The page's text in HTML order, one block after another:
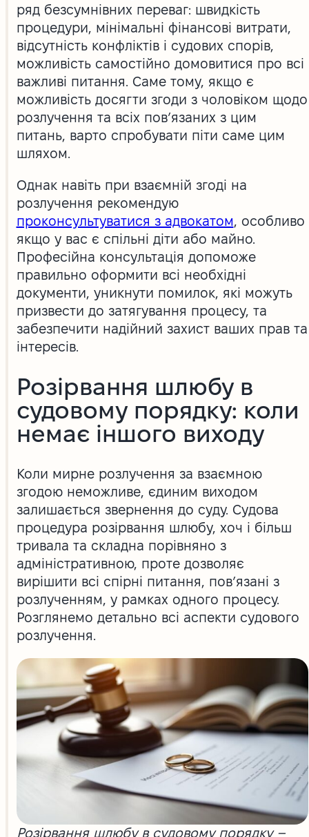
ряд безсумнівних переваг: швидкість
процедури, мінімальні фінансові витрати,
відсутність конфліктів і судових спорів,
можливість самостійно домовитися про всі
важливі питання. Саме тому, якщо є
можливість досягти згоди з чоловіком щодо
розлучення та всіх пов’язаних з цим
питань, варто спробувати піти саме цим
шляхом.
Однак навіть при взаємній згоді на
розлучення рекомендую
проконсультуватися з адвокатом, особливо
якщо у вас є спільні діти або майно.
Професійна консультація допоможе
правильно оформити всі необхідні
документи, уникнути помилок, які можуть
призвести до затягування процесу, та
забезпечити надійний захист ваших прав та
інтересів.
Розірвання шлюбу в
судовому порядку: коли
немає іншого виходу
Коли мирне розлучення за взаємною
згодою неможливе, єдиним виходом
залишається звернення до суду. Судова
процедура розірвання шлюбу, хоч і більш
тривала та складна порівняно з
адміністративною, проте дозволяє
вирішити всі спірні питання, пов’язані з
розлученням, у рамках одного процесу.
Розглянемо детально всі аспекти судового
розлучення.
Розірвання шлюбу в судовому порядку –